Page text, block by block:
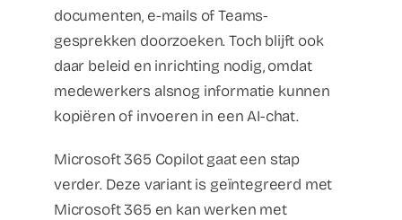
documenten, e-mails of Teams-
gesprekken doorzoeken. Toch blijft ook
daar beleid en inrichting nodig, omdat
medewerkers alsnog informatie kunnen
kopiëren of invoeren in een AI-chat.
Microsoft 365 Copilot gaat een stap
verder. Deze variant is geïntegreerd met
Microsoft 365 en kan werken met